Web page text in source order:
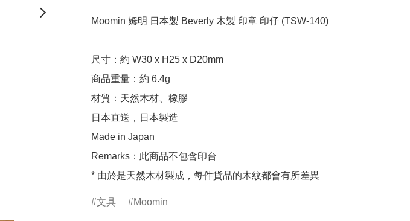
Moomin 姆明 日本製 Beverly 木製 印章 印仔 (TSW-140)
尺寸：約 W30 x H25 x D20mm
商品重量：約 6.4g
材質：天然木材、橡膠
日本直送，日本製造
Made in Japan
Remarks：此商品不包含印台
* 由於是天然木材製成，每件貨品的木紋都會有所差異
文具 Moomin